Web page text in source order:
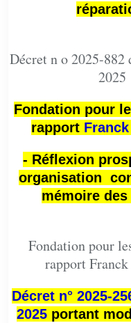
Décret n o 2025-882
2025
Fondation pour
rapport
- Réflexion
organisation
mémoire
Fondation pour
rapport
Décret n° 2025-
2025 portant